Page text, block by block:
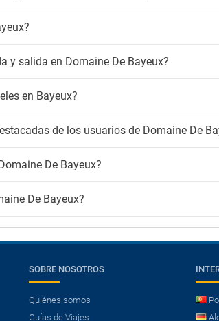
y salida en Domaine De Bayeux?
en Bayeux?
de los usuarios de Domaine De
De Bayeux?
De Bayeux?
SOBRE NOSOTROS
Quiénes somos
Guías de Viajes